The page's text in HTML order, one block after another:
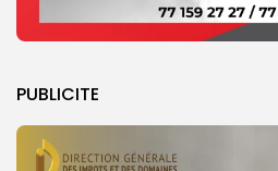
PUBLICITE